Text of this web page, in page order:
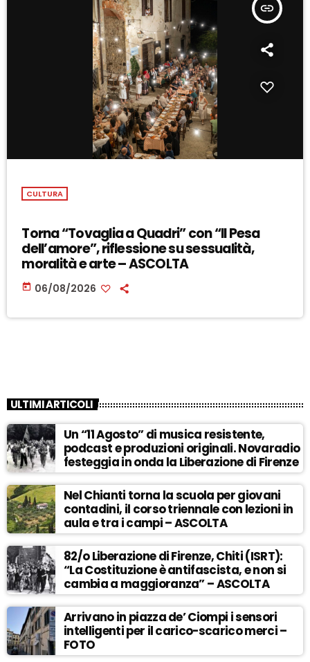
insert_link
CULTURA
Torna “Tovaglia a Quadri” con “Il Pesa
dell’amore”, riflessione su sessualità,
moralità e arte – ASCOLTA
today 06/08/2026
ULTIMI ARTICOLI
Un “11 Agosto” di musica resistente,
podcast e produzioni originali. Novaradio
festeggia in onda la Liberazione di Firenze
Nel Chianti torna la scuola per giovani
contadini, il corso triennale con lezioni in
aula e tra i campi – ASCOLTA
82/o Liberazione di Firenze, Chiti (ISRT):
“La Costituzione è antifascista, e non si
cambia a maggioranza” – ASCOLTA
Arrivano in piazza de’ Ciompi i sensori
intelligenti per il carico-scarico merci –
FOTO